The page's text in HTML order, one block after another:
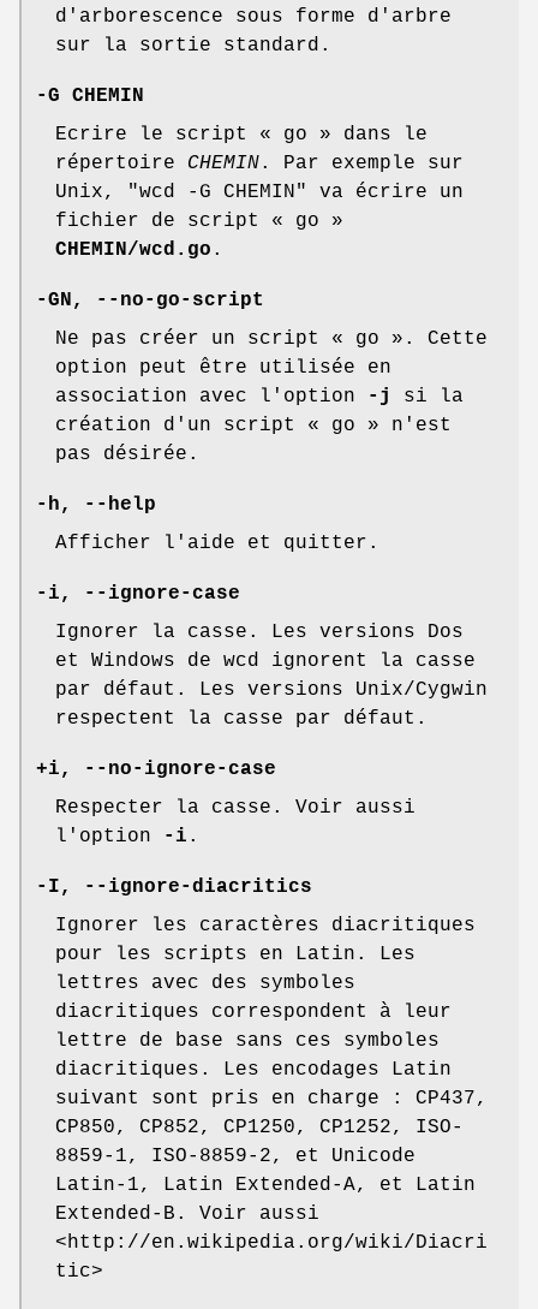
d'arborescence sous forme d'arbre
sur la sortie standard.
-G CHEMIN
Ecrire le script « go » dans le
répertoire CHEMIN. Par exemple sur
Unix,
"wcd -G CHEMIN"
va écrire un
fichier de script « go »
CHEMIN/wcd.go .
-GN, --no-go-script
Ne pas créer un script « go ». Cette
option peut être utilisée en
association avec l'option
-j
si la
création d'un script « go » n'est
pas désirée.
-h, --help
Afficher l'aide et quitter.
-i, --ignore-case
Ignorer la casse. Les versions Dos
et Windows de wcd ignorent la casse
par défaut. Les versions Unix/Cygwin
respectent la casse par défaut.
+i, --no-ignore-case
Respecter la casse. Voir aussi
l'option
-i .
-I, --ignore-diacritics
Ignorer les caractères diacritiques
pour les scripts en Latin. Les
lettres avec des symboles
diacritiques correspondent à leur
lettre de base sans ces symboles
diacritiques. Les encodages Latin
suivant sont pris en charge : CP437,
CP850, CP852, CP1250, CP1252, ISO-
8859-1, ISO-8859-2, et Unicode
Latin-1, Latin Extended-A, et Latin
Extended-B. Voir aussi
<http://en.wikipedia.org/wiki/Diacri
tic>